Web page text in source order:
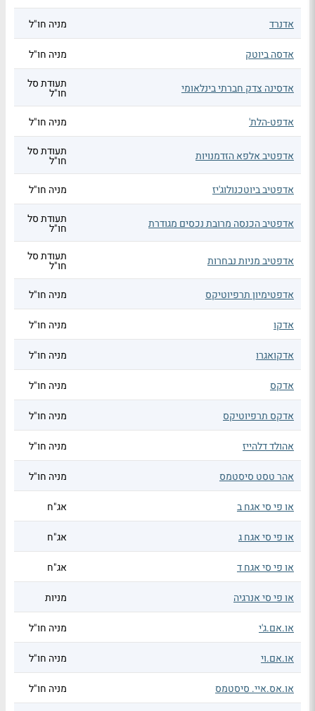
אדנרד מניה חו"ל
אדסה ביוטק מניה חו"ל
אדסינה צדק חברתי בינלאומי תעודת סל
חו"ל
אדפט-הלת'
מניה חו"ל
אדפטיב אלפא הזדמנויות תעודת סל
חו"ל
אדפטיב ביוטכנולוג'יז
מניה חו"ל
אדפטיב הכנסה מרובת נכסים מגודרת תעודת סל
חו"ל
אדפטיב מניות נבחרות תעודת סל
חו"ל
אדפטימיון תרפיוטיקס
מניה חו"ל
אדקו מניה חו"ל
אדקואגרו מניה חו"ל
אדקס מניה חו"ל
אדקס תרפיוטיקס מניה חו"ל
אהולד דלהייז מניה חו"ל
אהר טסט סיסטמס מניה חו"ל
או פי סי אגח ב אג"ח
או פי סי אגח ג אג"ח
או פי סי אגח ד אג"ח
או פי סי אנרגיה מניות
או.אם.ג'י מניה חו"ל
או.אם.וי מניה חו"ל
או.אס.איי. סיסטמס מניה חו"ל